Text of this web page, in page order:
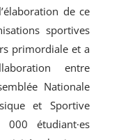
de ce
sportives
primordiale et a
entre
Nationale
et Sportive
000 étudiant·es